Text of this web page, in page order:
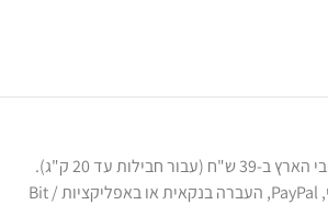
חבילות עד 20 ק"ג).
כרטיסי אשראי, PayPal, העברה בנקאית או באפליקציות Bit /